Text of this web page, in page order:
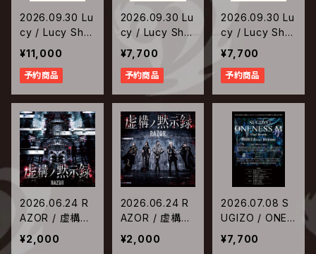
2026.09.30 Lu
cy / Lucy Sho
w 003 ～Shou
t, Speed, Sha
ke Your Rock
D完全生産限定
盤】
¥11,000
予約商品
2026.09.30 Lu
cy / Lucy Sho
w 003 ～Shou
t, Speed, Sha
ke Your Rock
ray通常盤】
¥7,700
予約商品
2026.09.30 Lu
cy / Lucy Sho
w 003 ～Shou
t, Speed, Sha
ke Your Rock
D通常盤】
¥7,700
予約商品
2026.06.24 R
AZOR / 虚構ノ
黙示録【Type-
¥2,000
2026.06.24 R
AZOR / 虚構ノ
黙示録【Type-
¥2,000
2026.07.08 S
UGIZO / ONEN
ESS M【生産限
定アナログ盤】
¥7,700